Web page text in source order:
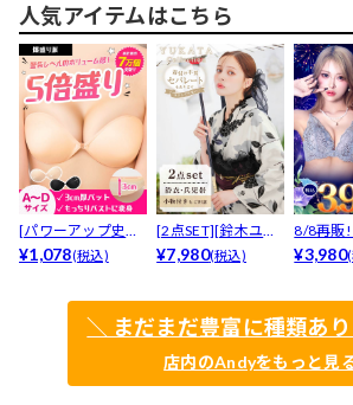
人気アイテムはこちら
[パワーアップ史上
最強5倍盛りアップ
¥1,078(税込)
[2点SET][鈴木ユリ
ア(baby)...
¥7,980(税込)
8/8再販
ブラセッ
¥3,980
＼ まだまだ豊富に種類あ
店内のAndyをもっと見